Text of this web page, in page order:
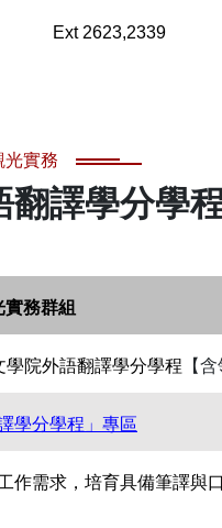
Ext 2623,2339
光實務
翻譯學分學
實務群組
學院外語翻譯學分學程 【
學分學程」專區
作需求，培育具備筆譯與